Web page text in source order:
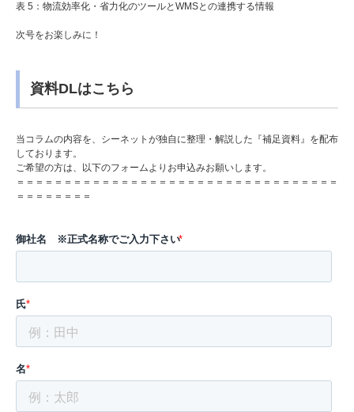
表 5：物流効率化・省力化のツールとWMSとの連携する情報
次号をお楽しみに！
資料DLはこちら
当コラムの内容を、シーネットが独自に整理・解説した『補足資料』を配布
しております。
ご希望の方は、以下のフォームよりお申込みお願いします。
＝＝＝＝＝＝＝＝＝＝＝＝＝＝＝＝＝＝＝＝＝＝＝＝＝＝＝＝＝＝＝＝＝＝
＝＝＝＝＝＝＝＝